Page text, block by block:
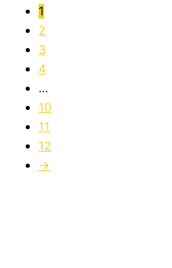
1
2
3
4
…
10
11
12
→